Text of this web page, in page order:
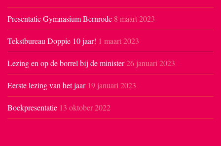
Presentatie Gymnasium Bernrode 8 maart 2023
Tekstbureau Doppie 10 jaar! 1 maart 2023
Lezing en op de borrel bij de minister26 januari 2023
Eerste lezing van het jaar 19 januari 2023
Boekpresentatie 13 oktober 2022